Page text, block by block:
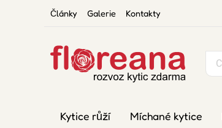
Články Galerie Kontakty
Kytice růží Míchané kytice